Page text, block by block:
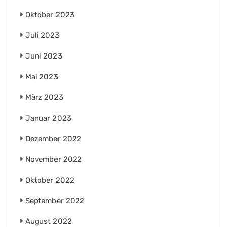
Oktober 2023
Juli 2023
Juni 2023
Mai 2023
März 2023
Januar 2023
Dezember 2022
November 2022
Oktober 2022
September 2022
August 2022